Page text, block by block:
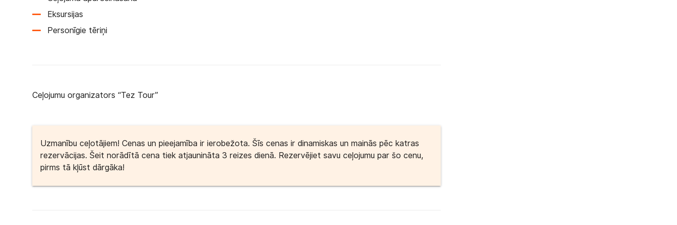
Eksursijas
Personīgie tēriņi
Ceļojumu organizators “Tez Tour”
Uzmanību ceļotājiem! Cenas un pieejamība ir ierobežota. Šīs cenas ir dinamiskas un mainās pēc katras
rezervācijas. Šeit norādītā cena tiek atjaunināta 3 reizes dienā. Rezervējiet savu ceļojumu par šo cenu,
pirms tā kļūst dārgāka!